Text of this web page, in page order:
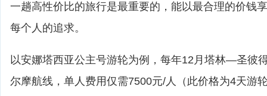
一趟高性价比的旅行是最重要的，能以最合理的价钱
每个人的追求。
以安娜塔西亚公主号游轮为例，每年12月塔林—圣
尔摩航线，单人费用仅需7500元/人（此价格为4天游